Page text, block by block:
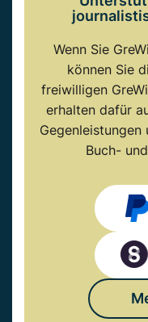
Wenn Sie
können Sie
freiwilligen
erhalten dafür
Gegenleistungen
Buch-